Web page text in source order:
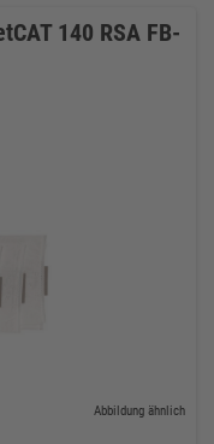
140 RSA FB-
Abbildung ähnlich